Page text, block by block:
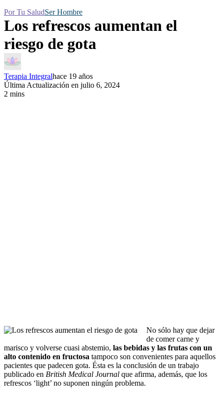
Por Tu SaludSer Hombre
Los refrescos aumentan el
riesgo de gota
Terapia Integralhace 19 años
Última Actualización en julio 6, 2024
2 mins
No sólo hay que dejar
de comer carne y
marisco y volverse cuasi abstemio, las bebidas y las frutas con un
alto contenido en fructosa tampoco son convenientes para aquellos
pacientes que padecen gota. Ésta es la conclusión de un trabajo
publicado en British Medical Journal que afirma, además, que los
refrescos ‘light’ no suponen ningún problema.